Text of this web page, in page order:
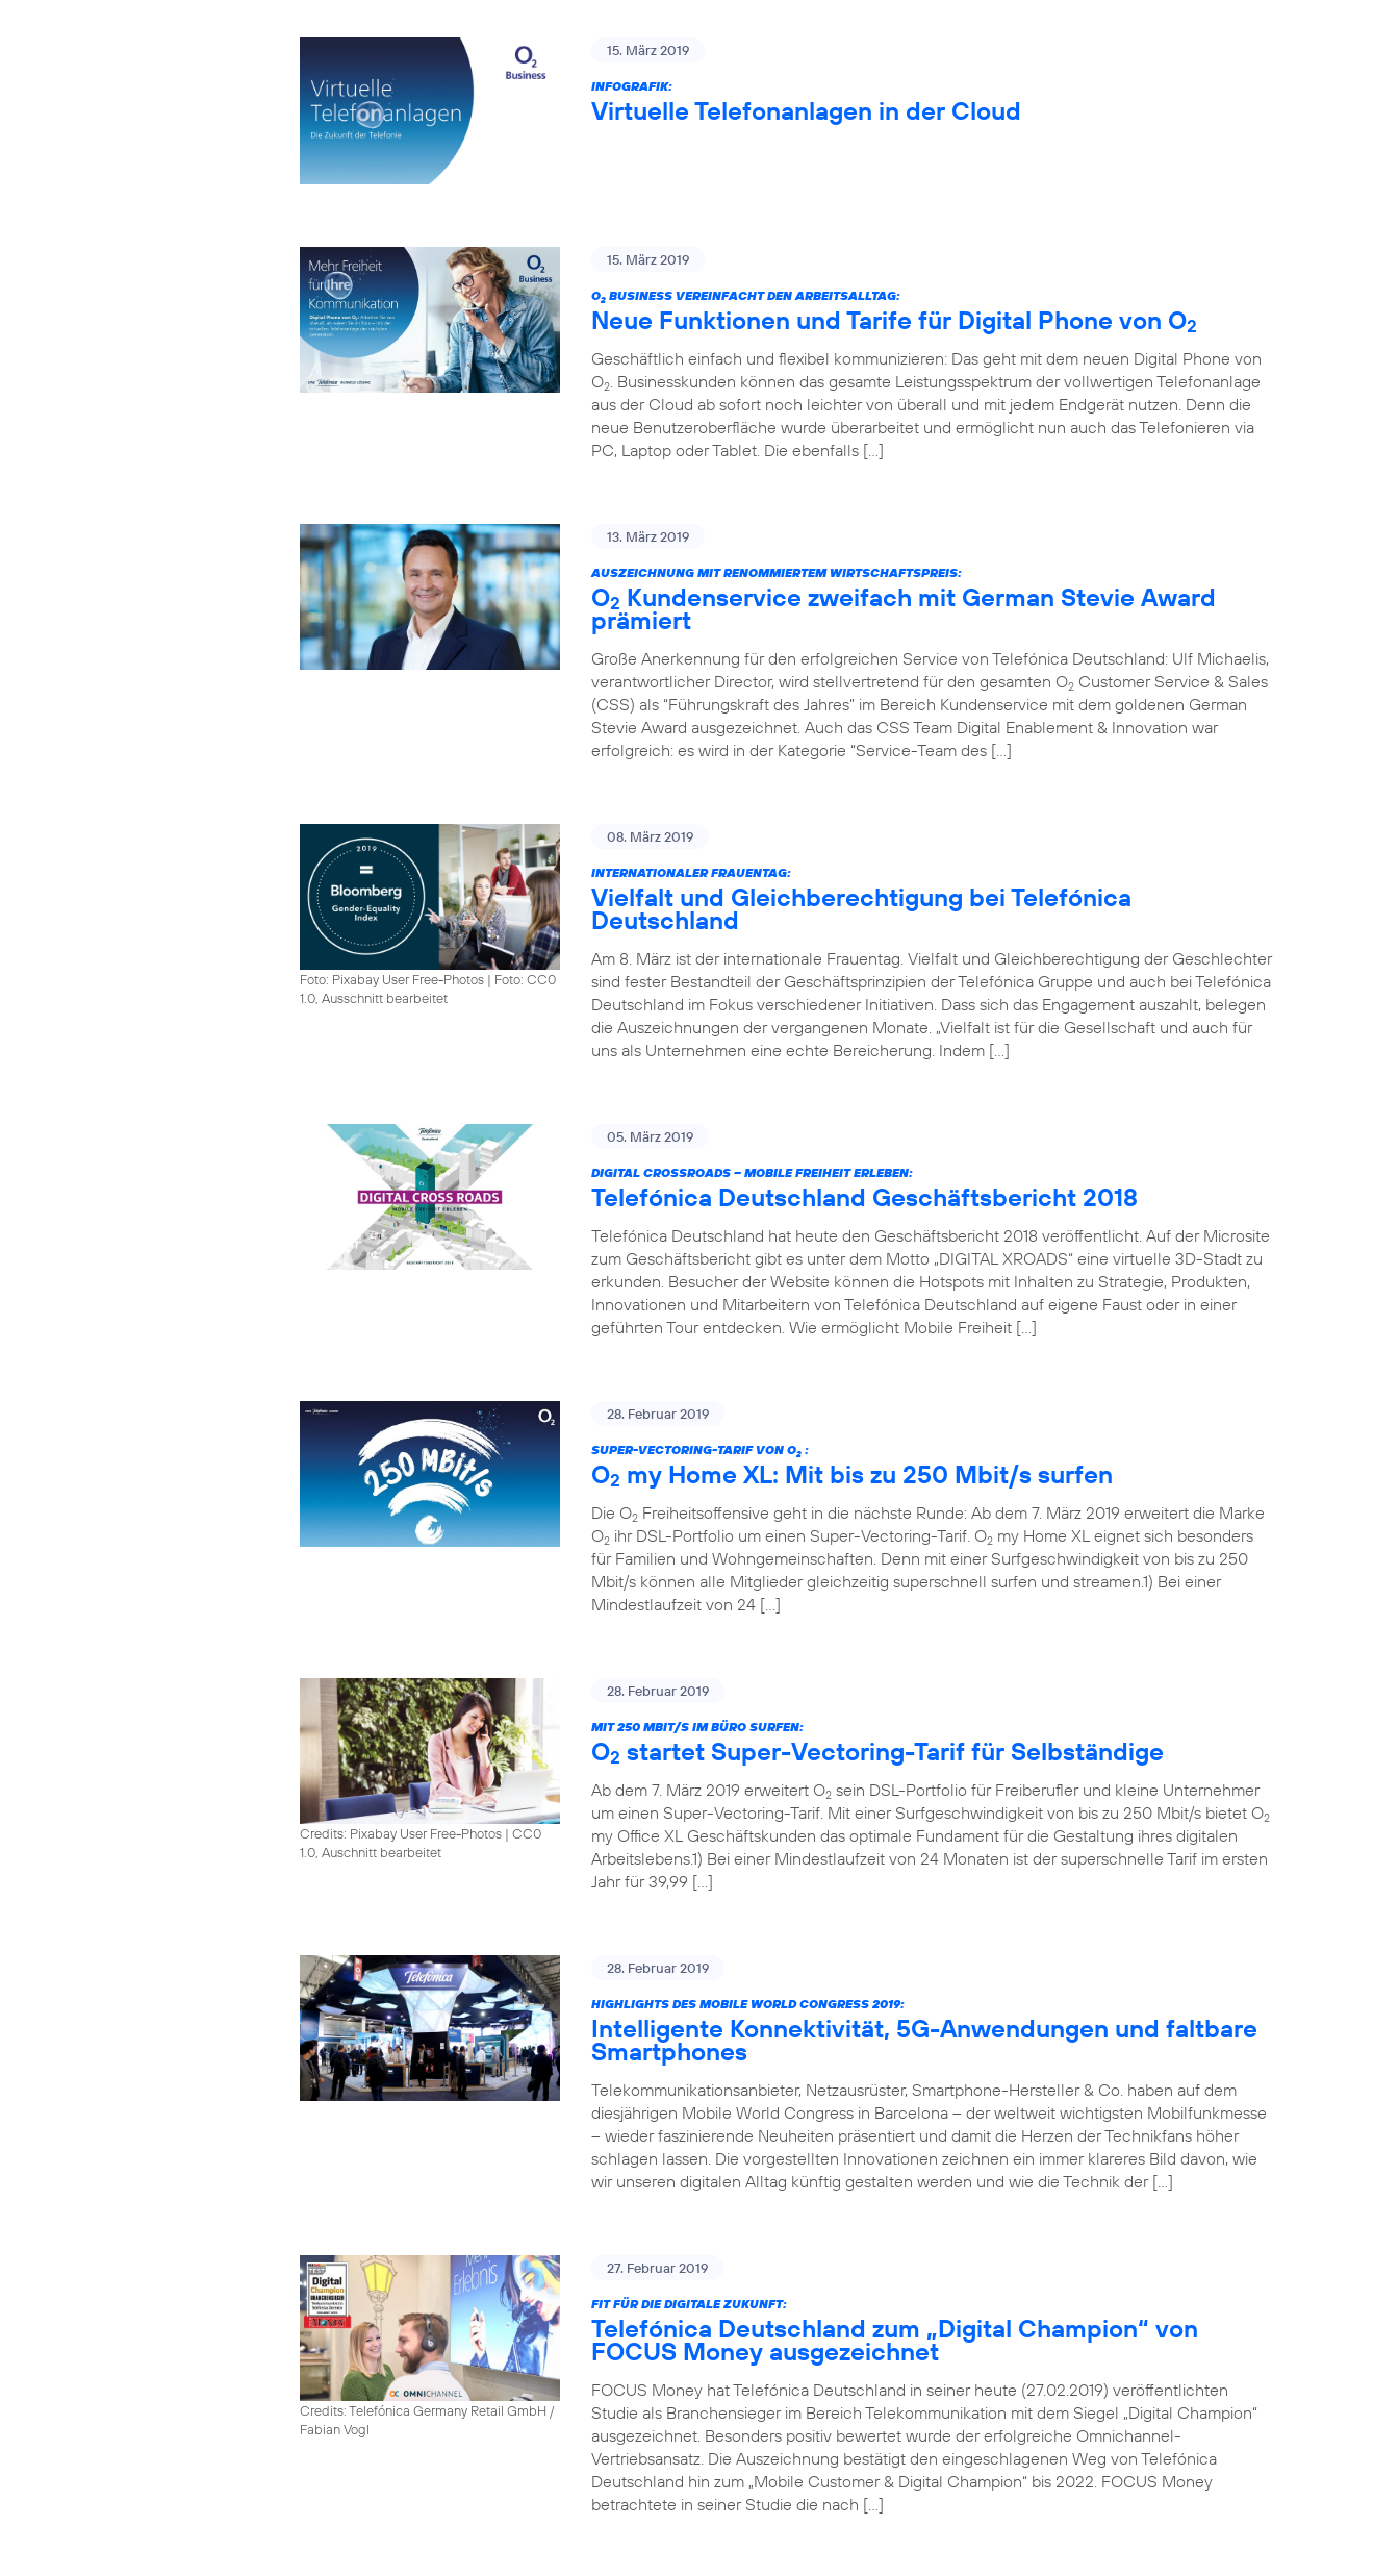
15. März 2019
INFOGRAFIK:
Virtuelle Telefonanlagen in der Cloud
15. März 2019
O2 BUSINESS VEREINFACHT DEN ARBEITSALLTAG:
Neue Funktionen und Tarife für Digital Phone von O2
Geschäftlich einfach und flexibel kommunizieren: Das geht mit dem neuen Digital Phone von
O2 . Businesskunden können das gesamte Leistungsspektrum der vollwertigen Telefonanlage
aus der Cloud ab sofort noch leichter von überall und mit jedem Endgerät nutzen. Denn die
neue Benutzeroberfläche wurde überarbeitet und ermöglicht nun auch das Telefonieren via
PC, Laptop oder Tablet. Die ebenfalls […]
13. März 2019
AUSZEICHNUNG MIT RENOMMIERTEM WIRTSCHAFTSPREIS:
O2 Kundenservice zweifach mit German Stevie Award
prämiert
Große Anerkennung für den erfolgreichen Service von Telefónica Deutschland: Ulf Michaelis,
verantwortlicher Director, wird stellvertretend für den gesamten O2 Customer Service & Sales
(CSS) als “Führungskraft des Jahres” im Bereich Kundenservice mit dem goldenen German
Stevie Award ausgezeichnet. Auch das CSS Team Digital Enablement & Innovation war
erfolgreich: es wird in der Kategorie “Service-Team des […]
Foto: Pixabay User Free-Photos | Foto: CC0
1.0, Ausschnitt bearbeitet
08. März 2019
INTERNATIONALER FRAUENTAG:
Vielfalt und Gleichberechtigung bei Telefónica
Deutschland
Am 8. März ist der internationale Frauentag. Vielfalt und Gleichberechtigung der Geschlechter
sind fester Bestandteil der Geschäftsprinzipien der Telefónica Gruppe und auch bei Telefónica
Deutschland im Fokus verschiedener Initiativen. Dass sich das Engagement auszahlt, belegen
die Auszeichnungen der vergangenen Monate. „Vielfalt ist für die Gesellschaft und auch für
uns als Unternehmen eine echte Bereicherung. Indem […]
05. März 2019
DIGITAL CROSSROADS – MOBILE FREIHEIT ERLEBEN:
Telefónica Deutschland Geschäftsbericht 2018
Telefónica Deutschland hat heute den Geschäftsbericht 2018 veröffentlicht. Auf der Microsite
zum Geschäftsbericht gibt es unter dem Motto „DIGITAL XROADS“ eine virtuelle 3D-Stadt zu
erkunden. Besucher der Website können die Hotspots mit Inhalten zu Strategie, Produkten,
Innovationen und Mitarbeitern von Telefónica Deutschland auf eigene Faust oder in einer
geführten Tour entdecken. Wie ermöglicht Mobile Freiheit […]
28. Februar 2019
SUPER-VECTORING-TARIF VON O2 :
O2 my Home XL: Mit bis zu 250 Mbit/s surfen
Die O2 Freiheitsoffensive geht in die nächste Runde: Ab dem 7. März 2019 erweitert die Marke
O2 ihr DSL-Portfolio um einen Super-Vectoring-Tarif. O2 my Home XL eignet sich besonders
für Familien und Wohngemeinschaften. Denn mit einer Surfgeschwindigkeit von bis zu 250
Mbit/s können alle Mitglieder gleichzeitig superschnell surfen und streamen.1) Bei einer
Mindestlaufzeit von 24 […]
Credits: Pixabay User Free-Photos | CC0
1.0, Auschnitt bearbeitet
28. Februar 2019
MIT 250 MBIT/S IM BÜRO SURFEN:
O2 startet Super-Vectoring-Tarif für Selbständige
Ab dem 7. März 2019 erweitert O2 sein DSL-Portfolio für Freiberufler und kleine Unternehmer
um einen Super-Vectoring-Tarif. Mit einer Surfgeschwindigkeit von bis zu 250 Mbit/s bietet O2
my Office XL Geschäftskunden das optimale Fundament für die Gestaltung ihres digitalen
Arbeitslebens.1) Bei einer Mindestlaufzeit von 24 Monaten ist der superschnelle Tarif im ersten
Jahr für 39,99 […]
28. Februar 2019
HIGHLIGHTS DES MOBILE WORLD CONGRESS 2019:
Intelligente Konnektivität, 5G-Anwendungen und faltbare
Smartphones
Telekommunikationsanbieter, Netzausrüster, Smartphone-Hersteller & Co. haben auf dem
diesjährigen Mobile World Congress in Barcelona – der weltweit wichtigsten Mobilfunkmesse
– wieder faszinierende Neuheiten präsentiert und damit die Herzen der Technikfans höher
schlagen lassen. Die vorgestellten Innovationen zeichnen ein immer klareres Bild davon, wie
wir unseren digitalen Alltag künftig gestalten werden und wie die Technik der […]
Credits: Telefónica Germany Retail GmbH /
Fabian Vogl
27. Februar 2019
FIT FÜR DIE DIGITALE ZUKUNFT:
Telefónica Deutschland zum „Digital Champion“ von
FOCUS Money ausgezeichnet
FOCUS Money hat Telefónica Deutschland in seiner heute (27.02.2019) veröffentlichten
Studie als Branchensieger im Bereich Telekommunikation mit dem Siegel „Digital Champion“
ausgezeichnet. Besonders positiv bewertet wurde der erfolgreiche Omnichannel-
Vertriebsansatz. Die Auszeichnung bestätigt den eingeschlagenen Weg von Telefónica
Deutschland hin zum „Mobile Customer & Digital Champion“ bis 2022. FOCUS Money
betrachtete in seiner Studie die nach […]